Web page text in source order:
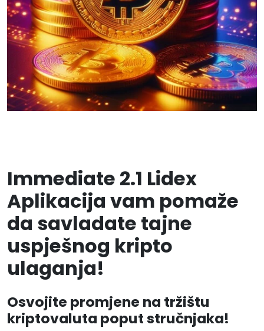
Immediate 2.1 Lidex
Aplikacija vam pomaže
da savladate tajne
uspješnog kripto
ulaganja!
Osvojite promjene na tržištu
kriptovaluta poput stručnjaka!